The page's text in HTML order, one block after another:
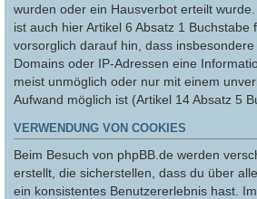
wurden oder ein Hausverbot erteilt
ist auch hier Artikel 6 Absatz 1 Buchstabe
vorsorglich darauf hin, dass
Domains oder IP-Adressen eine
meist unmöglich oder nur mit einem
Aufwand möglich ist (Artikel 14 Absatz 5
VERWENDUNG VON COOKIES
Beim Besuch von phpBB.de werden
erstellt, die sicherstellen, dass du über
ein konsistentes Benutzererlebnis hast.